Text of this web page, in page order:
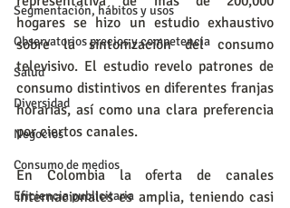
Segmentación, hábitos y usos
Observatorios precios y competencia
Salud
Diversidad
Negocios
Consumo de medios
Eficiencia publicitaria
hogares se hizo un estudio exhaustivo
sobre la sintonización del consumo
televisivo. El estudio revelo patrones de
consumo distintivos en diferentes franjas
horarias, así como una clara preferencia
por ciertos canales.
En Colombia la oferta de canales
internacionales es amplia, teniendo casi